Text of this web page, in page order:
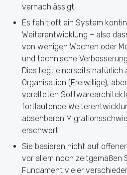
vernachlässigt.
Es fehlt oft ein System
Weiterentwicklung – also
von wenigen Wochen oder
und technische
Dies liegt einerseits natürlich
Organisation (Freiwillige),
veralteten
fortlaufende
absehbaren
erschwert.
Sie basieren nicht auf
vor allem noch zeitgemäßen
Fundament vieler